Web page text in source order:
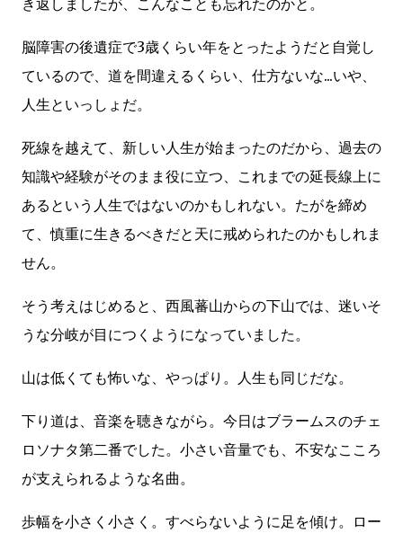
き返しましたが、こんなことも忘れたのかと。
脳障害の後遺症で3歳くらい年をとったようだと自覚し
ているので、道を間違えるくらい、仕方ないな...いや、
人生といっしょだ。
死線を越えて、新しい人生が始まったのだから、過去の
知識や経験がそのまま役に立つ、これまでの延長線上に
あるという人生ではないのかもしれない。たがを締め
て、慎重に生きるべきだと天に戒められたのかもしれま
せん。
そう考えはじめると、西風蕃山からの下山では、迷いそ
うな分岐が目につくようになっていました。
山は低くても怖いな、やっぱり。人生も同じだな。
下り道は、音楽を聴きながら。今日はブラームスのチェ
ロソナタ第二番でした。小さい音量でも、不安なこころ
が支えられるような名曲。
歩幅を小さく小さく。すべらないように足を傾け。ロー